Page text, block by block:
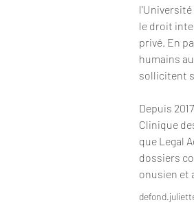
l'Université
le droit
privé. En
humains
sollicitent
Depuis
Clinique
que Legal
dossiers
onusien et